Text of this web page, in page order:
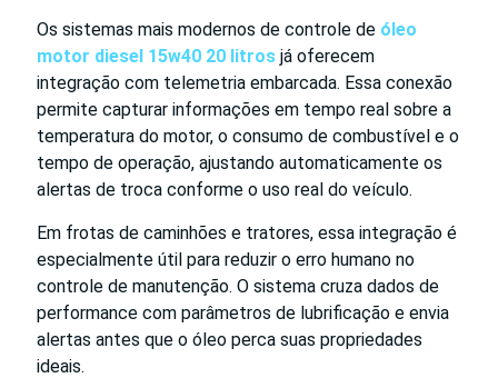
Os sistemas mais modernos de controle de óleo
motor diesel 15w40 20 litros já oferecem
integração com telemetria embarcada. Essa conexão
permite capturar informações em tempo real sobre a
temperatura do motor, o consumo de combustível e o
tempo de operação, ajustando automaticamente os
alertas de troca conforme o uso real do veículo.
Em frotas de caminhões e tratores, essa integração é
especialmente útil para reduzir o erro humano no
controle de manutenção. O sistema cruza dados de
performance com parâmetros de lubrificação e envia
alertas antes que o óleo perca suas propriedades
ideais.